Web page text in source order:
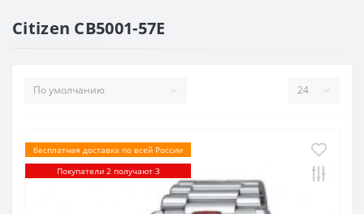
Citizen CB5001-57E
бесплатная доставка по всей России
Покупатели 2 получают 3